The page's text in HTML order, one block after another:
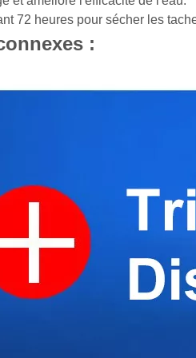
72 heures pour sécher les
: